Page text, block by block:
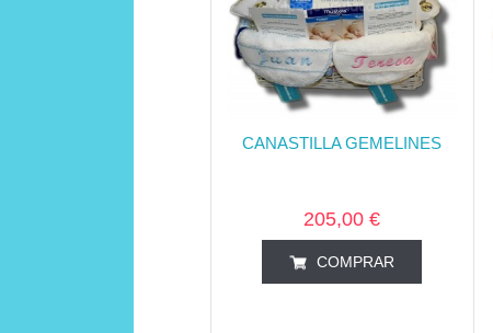
CANASTILLA GEMELINES
205,00 €
COMPRAR